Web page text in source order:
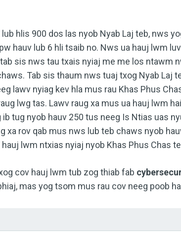
hlis 900 dos las nyob Nyab Laj teb, nws
hauv lub 6 hli tsaib no. Nws ua hauj lwm
sis nws tau txais nyiaj me me los ntawm
Tab sis thaum nws tuaj txog Nyab Laj
lawv nyiag kev hla mus rau Khas Phus
lwg tas. Lawv raug xa mus ua hauj lwm
ib tug nyob hauv 250 tus neeg Is Ntias uas
xa rov qab mus nws lub teb chaws nyob
lwm ntxias nyiaj nyob Khas Phus Chas
cov hauj lwm tub zog thiab fab
mas yog tsom mus rau cov neeg poob